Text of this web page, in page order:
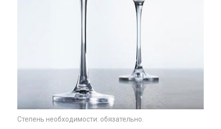
Степень необходимости: обязательно.